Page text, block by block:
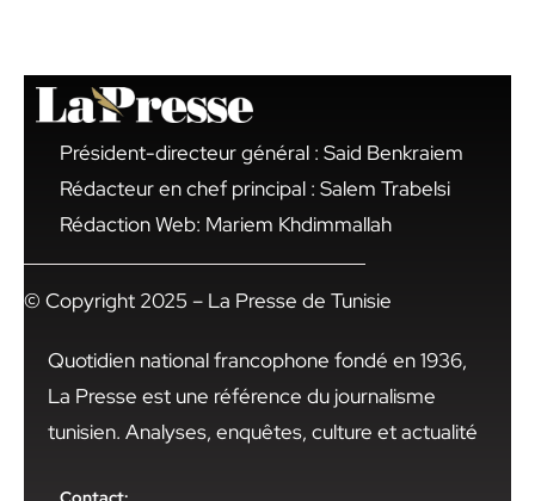
Président-directeur général : Said Benkraiem
Rédacteur en chef principal : Salem Trabelsi
Rédaction Web: Mariem Khdimmallah
© Copyright 2025 – La Presse de Tunisie
Quotidien national francophone fondé en 1936,
La Presse est une référence du journalisme
tunisien. Analyses, enquêtes, culture et actualité